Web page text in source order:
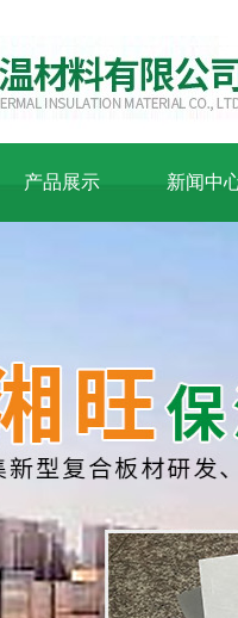
产品展示 新闻中